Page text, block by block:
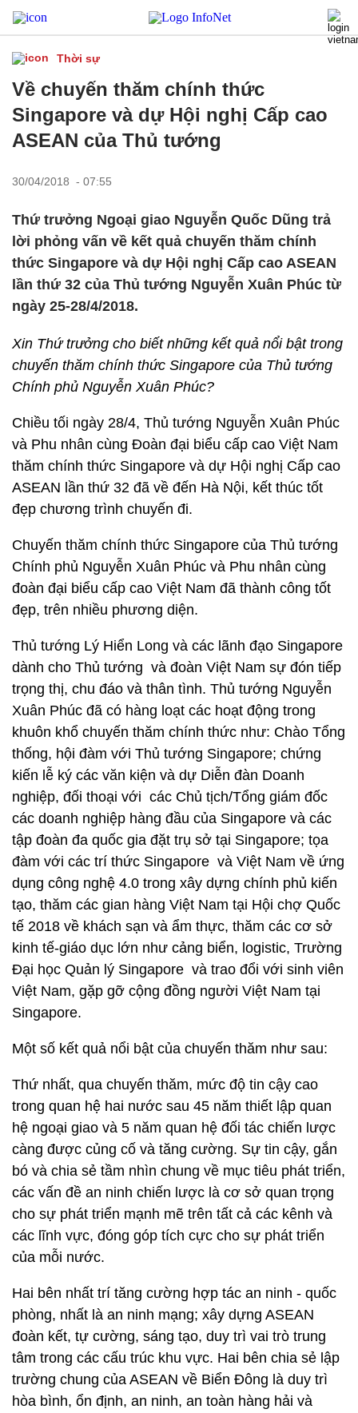
Thời sự
Về chuyến thăm chính thức
Singapore và dự Hội nghị Cấp cao
ASEAN của Thủ tướng
30/04/2018 - 07:55
Thứ trưởng Ngoại giao Nguyễn Quốc Dũng trả
lời phỏng vấn về kết quả chuyến thăm chính
thức Singapore và dự Hội nghị Cấp cao ASEAN
lần thứ 32 của Thủ tướng Nguyễn Xuân Phúc từ
ngày 25-28/4/2018.
Xin Thứ trưởng cho biết những kết quả nổi bật trong
chuyến thăm chính thức Singapore của Thủ tướng
Chính phủ Nguyễn Xuân Phúc?
Chiều tối ngày 28/4, Thủ tướng Nguyễn Xuân Phúc
và Phu nhân cùng Đoàn đại biểu cấp cao Việt Nam
thăm chính thức Singapore và dự Hội nghị Cấp cao
ASEAN lần thứ 32 đã về đến Hà Nội, kết thúc tốt
đẹp chương trình chuyến đi.
Chuyến thăm chính thức Singapore của Thủ tướng
Chính phủ Nguyễn Xuân Phúc và Phu nhân cùng
đoàn đại biểu cấp cao Việt Nam đã thành công tốt
đẹp, trên nhiều phương diện.
Thủ tướng Lý Hiển Long và các lãnh đạo Singapore
dành cho Thủ tướng và đoàn Việt Nam sự đón tiếp
trọng thị, chu đáo và thân tình. Thủ tướng Nguyễn
Xuân Phúc đã có hàng loạt các hoạt động trong
khuôn khổ chuyến thăm chính thức như: Chào Tổng
thống, hội đàm với Thủ tướng Singapore; chứng
kiến lễ ký các văn kiện và dự Diễn đàn Doanh
nghiệp, đối thoại với các Chủ tịch/Tổng giám đốc
các doanh nghiệp hàng đầu của Singapore và các
tập đoàn đa quốc gia đặt trụ sở tại Singapore; tọa
đàm với các trí thức Singapore và Việt Nam về ứng
dụng công nghệ 4.0 trong xây dựng chính phủ kiến
tạo, thăm các gian hàng Việt Nam tại Hội chợ Quốc
tế 2018 về khách sạn và ẩm thực, thăm các cơ sở
kinh tế-giáo dục lớn như cảng biển, logistic, Trường
Đại học Quản lý Singapore và trao đổi với sinh viên
Việt Nam, gặp gỡ cộng đồng người Việt Nam tại
Singapore.
Một số kết quả nổi bật của chuyến thăm như sau:
Thứ nhất, qua chuyến thăm, mức độ tin cậy cao
trong quan hệ hai nước sau 45 năm thiết lập quan
hệ ngoại giao và 5 năm quan hệ đối tác chiến lược
càng được củng cố và tăng cường. Sự tin cậy, gắn
bó và chia sẻ tầm nhìn chung về mục tiêu phát triển,
các vấn đề an ninh chiến lược là cơ sở quan trọng
cho sự phát triển mạnh mẽ trên tất cả các kênh và
các lĩnh vực, đóng góp tích cực cho sự phát triển
của mỗi nước.
Hai bên nhất trí tăng cường hợp tác an ninh - quốc
phòng, nhất là an ninh mạng; xây dựng ASEAN
đoàn kết, tự cường, sáng tạo, duy trì vai trò trung
tâm trong các cấu trúc khu vực. Hai bên chia sẻ lập
trường chung của ASEAN về Biển Đông là duy trì
hòa bình, ổn định, an ninh, an toàn hàng hải và